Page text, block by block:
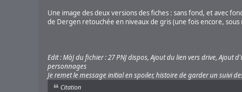
Une image des deux versions des fiches : sans fond, et avec
de Dergen retouchée en niveaux de gris (une fois encore,
Edit : MàJ du fichier : 27 PNJ dispos,Ajout du lien vers drive, Ajout
personnages
Je remet le message initial en spoiler, histoire de garder un suivi
Citation